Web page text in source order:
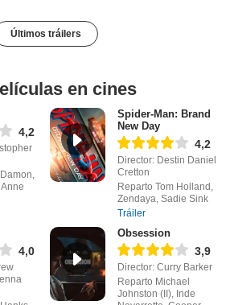
Últimos tráilers
en cines
4,2
Spider-Man: Brand
New Day
4,2
Director: Destin Daniel
Cretton
Reparto Tom Holland,
Zendaya, Sadie Sink
Tráiler
4,0
Obsession
3,9
Director: Curry Barker
Reparto Michael
Johnston (II), Inde